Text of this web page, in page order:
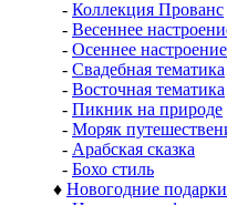
- Коллекция Прованс
- Весеннее
- Осеннее настроение
- Свадебная тематика
- Восточная тематика
- Пикник на природе
- Моряк
- Арабская сказка
- Бохо стиль
♦ Новогодние подарки